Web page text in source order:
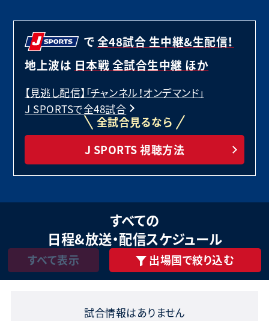
で全48試合 生中継&生配信！
地上波は 日本戦 全試合生中継 ほか
【見逃し配信】「チャンネル！オンデマンド」
J SPORTSで全48試合
全試合見るなら
J SPORTS 視聴方法
すべての
日程&放送・配信スケジュール
すべて表示 出場国で絞り込む
試合情報はありません